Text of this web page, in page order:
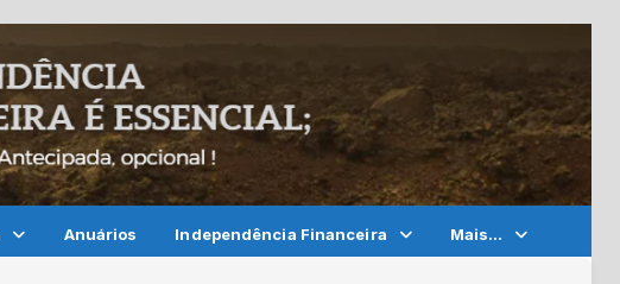
Anuários Independência Financeira Mais…